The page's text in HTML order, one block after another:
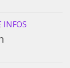
INFOS